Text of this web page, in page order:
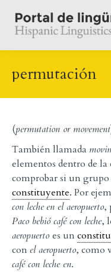
permutación
(permutation or movement
También llamada
elementos dentro de
comprobar si un
constituyente. Por
con lecheen el aeropuerto,
Paco bebió café con leche,
aeropuerto es un
conel aeropuerto, como
café con leche en.